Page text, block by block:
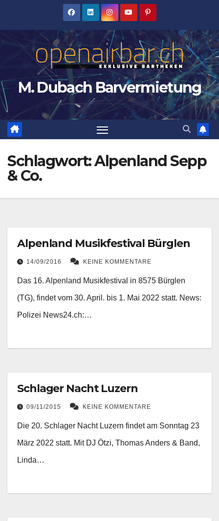
M. Dubach Barvermietung
Schlagwort:Alpenland Sepp
& Co.
Alpenland Musikfestival Bürglen
14/09/2016 KEINE KOMMENTARE
Das 16. Alpenland Musikfestival in 8575 Bürglen
(TG), findet vom 30. April. bis 1. Mai 2022 statt. News:
Polizei News24.ch:…
Schlager Nacht Luzern
09/11/2015 KEINE KOMMENTARE
Die 20. Schlager Nacht Luzern findet am Sonntag 23
März 2022 statt. Mit DJ Ötzi, Thomas Anders & Band,
Linda…